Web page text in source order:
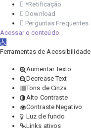
*Retificação
Download
Perguntas Frequentes
Acessar o conteúdo
Abrir a barra de ferramentas
Ferramentas de Acessibilidade
Aumentar Texto
Decrease Text
Tons de Cinza
Alto Contraste
Contraste Negativo
Luz de fundo
Links ativos